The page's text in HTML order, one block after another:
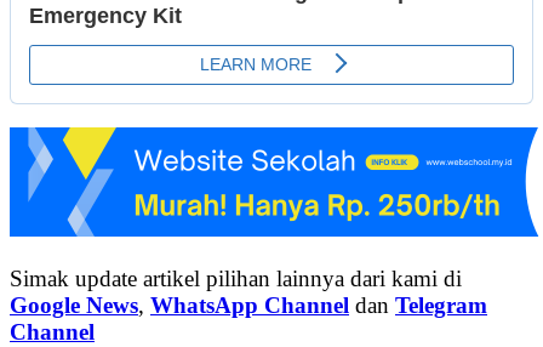
Simak update artikel pilihan lainnya dari kami di
Google News, WhatsApp Channel dan Telegram
Channel